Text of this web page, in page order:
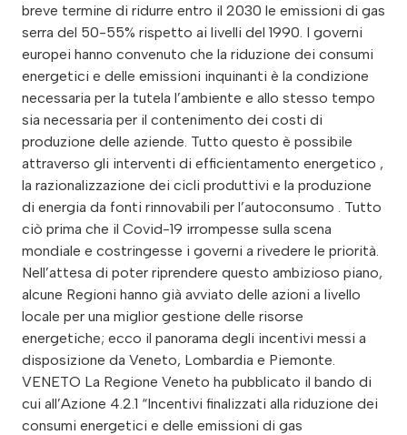
breve termine di ridurre entro il 2030 le emissioni di gas
serra del 50-55% rispetto ai livelli del 1990. I governi
europei hanno convenuto che la riduzione dei consumi
energetici e delle emissioni inquinanti è la condizione
necessaria per la tutela l’ambiente e allo stesso tempo
sia necessaria per il contenimento dei costi di
produzione delle aziende. Tutto questo è possibile
attraverso gli interventi di efficientamento energetico ,
la razionalizzazione dei cicli produttivi e la produzione
di energia da fonti rinnovabili per l’autoconsumo . Tutto
ciò prima che il Covid-19 irrompesse sulla scena
mondiale e costringesse i governi a rivedere le priorità.
Nell’attesa di poter riprendere questo ambizioso piano,
alcune Regioni hanno già avviato delle azioni a livello
locale per una miglior gestione delle risorse
energetiche; ecco il panorama degli incentivi messi a
disposizione da Veneto, Lombardia e Piemonte.
VENETO La Regione Veneto ha pubblicato il bando di
cui all’Azione 4.2.1 “Incentivi finalizzati alla riduzione dei
consumi energetici e delle emissioni di gas